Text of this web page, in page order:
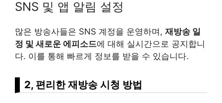
SNS 및 앱 알림 설정
많은 방송사들은 SNS 계정을 운영하며, 재방송 일
정 및 새로운 에피소드에 대해 실시간으로 공지합니
다. 이를 통해 빠르게 정보를 받을 수 있습니다.
2, 편리한 재방송 시청 방법